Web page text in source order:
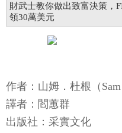
財武士教你做出致富決策，
領30萬美元
作者：山姆．杜根（Sam
譯者：閻蕙群
出版社：采實文化